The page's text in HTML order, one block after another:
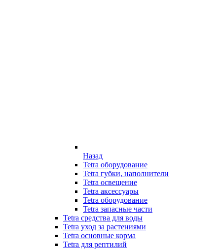
Назад
Tetra оборудование
Tetra губки, наполнители
Tetra освещение
Tetra аксессуары
Tetra оборудование
Tetra запасные части
Tetra средства для воды
Tetra уход за растениями
Tetra основные корма
Tetra для рептилий